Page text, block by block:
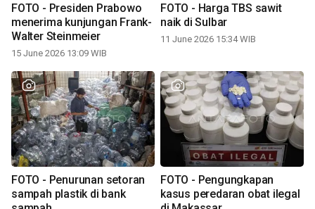
FOTO - Presiden Prabowo
menerima kunjungan Frank-
Walter Steinmeier
15 June 2026 13:09 WIB
FOTO - Harga TBS sawit
naik di Sulbar
11 June 2026 15:34 WIB
FOTO - Penurunan setoran
sampah plastik di bank
FOTO - Pengungkapan
kasus peredaran obat ilegal